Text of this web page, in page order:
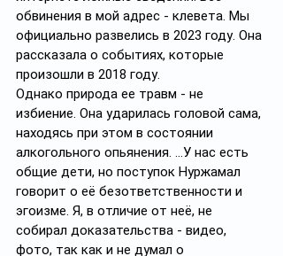
обвинения в мой адрес - клевета. Мы
официально развелись в 2023 году. Она
рассказала о событиях, которые
произошли в 2018 году.
Однако природа ее травм - не
избиение. Она ударилась головой сама,
находясь при этом в состоянии
алкогольного опьянения. …У нас есть
общие дети, но поступок Нуржамал
говорит о её безответственности и
эгоизме. Я, в отличие от неё, не
собирал доказательства - видео,
фото, так как и не думал о